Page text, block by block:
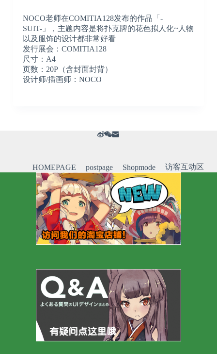
NOCO老师在COMITIA128发布的作品「-
SUIT-」，主题内容是将扑克牌的花色拟人化~人物
以及服饰的设计都非常好看
发行展会：COMITIA128
尺寸：A4
页数：20P（含封面封背）
设计师/插画师：NOCO
HOMEPAGE postpage Shopmode 访客互动区